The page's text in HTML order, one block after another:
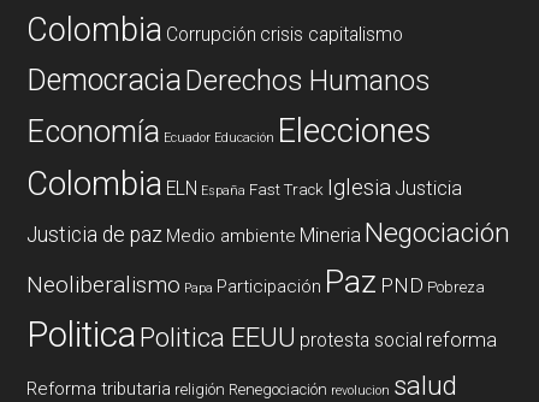
Colombia Corrupción crisis capitalismo
DemocraciaDerechos Humanos
Economía Ecuador Educación Elecciones
Colombia ELN España Fast Track Iglesia Justicia
Justicia de paz Medio ambiente Mineria Negociación
Neoliberalismo Papa Participación Paz PND Pobreza
PoliticaPolitica EEUU protesta social reforma
Reforma tributaria religión Renegociación revolucion salud